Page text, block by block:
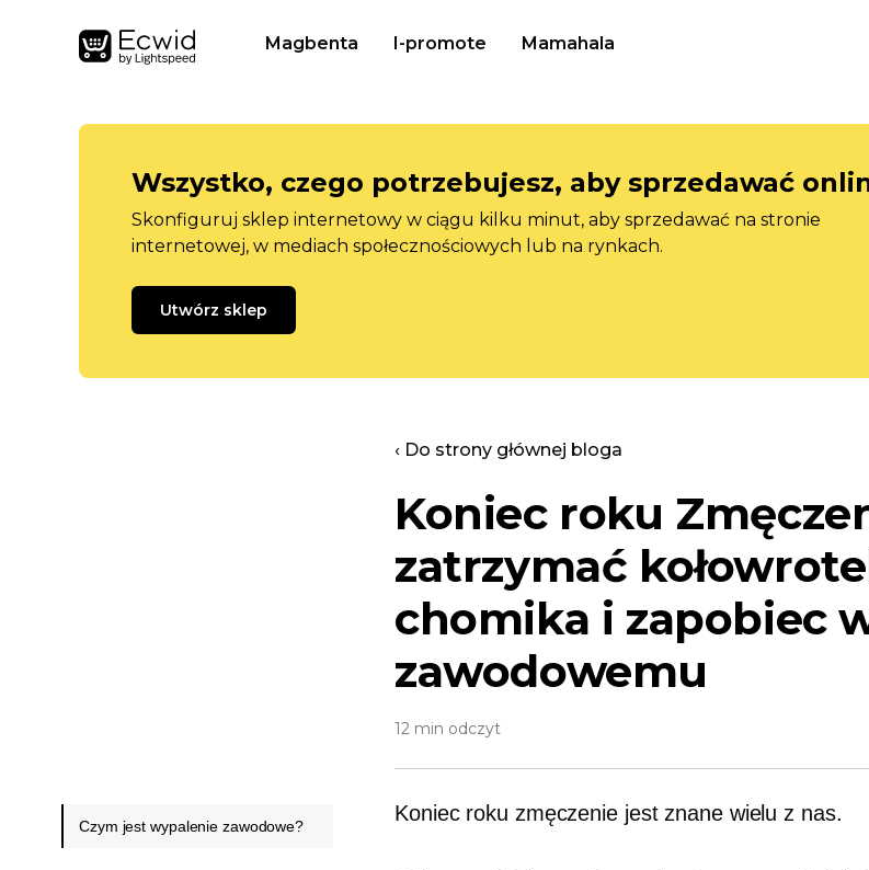
Magbenta I-promote Mamahala
Wszystko, czego potrzebujesz, aby sprzedawać
Skonfiguruj sklep internetowy w ciągu kilku minut, aby sprzedawać na stronie
internetowej, w mediach społecznościowych lub na rynkach.
Utwórz sklep
‹ Do strony głównej bloga
Koniec roku
zatrzymać
chomika i zapobiec
zawodowemu
12 min odczyt
Koniec roku zmęczenie jest znane wielu z nas.
Czym jest wypalenie zawodowe?